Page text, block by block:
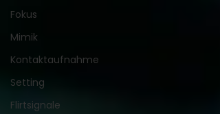
Fokus
Mimik
Kontaktaufnahme
Setting
Flirtsignale